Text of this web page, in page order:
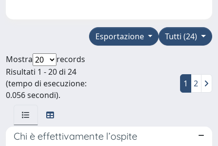
Tutti (24)
Esportazione
Mostra
records
Risultati 1 - 20 di 24
(tempo di esecuzione:
0.056 secondi).
1 2
Chi è effettivamente l’ospite